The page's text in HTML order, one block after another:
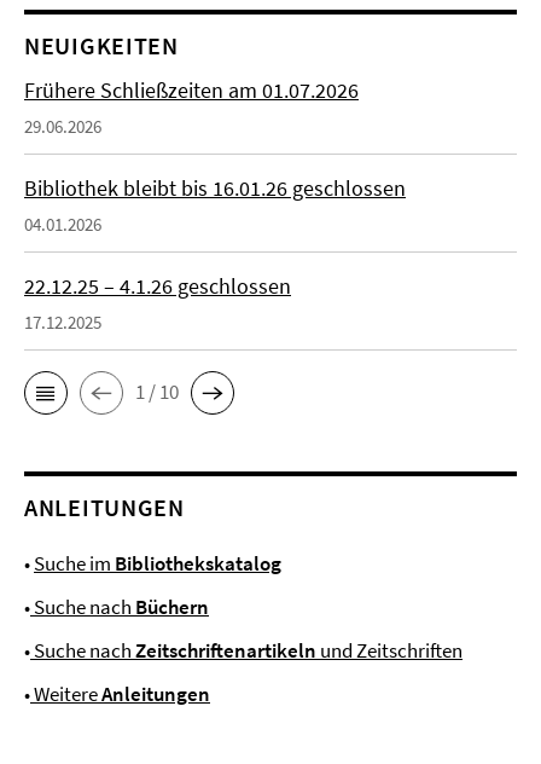
NEUIGKEITEN
Frühere Schließzeiten am 01.07.2026
29.06.2026
Bibliothek bleibt bis 16.01.26 geschlossen
04.01.2026
22.12.25 – 4.1.26 geschlossen
17.12.2025
1 / 10
ANLEITUNGEN
•Suche im Bibliothekskatalog
•Suche nach Büchern
•Suche nachZeitschriftenartikeln und Zeitschriften
•WeitereAnleitungen